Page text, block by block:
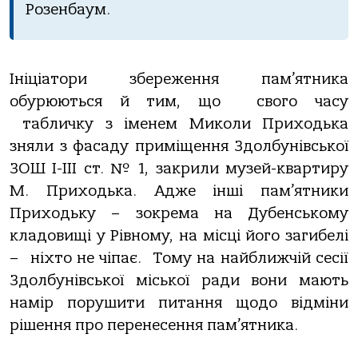
Розенбаум.
Ініціатори збереження пам’ятника
обурюються й тим, що свого часу
табличку з іменем Миколи Приходька
зняли з фасаду приміщення Здолбунівської
ЗОШ І-ІІІ ст. № 1, закрили музей-квартиру
М. Приходька. Адже інші пам’ятники
Приходьку – зокрема на Дубенському
кладовищі у Рівному, на місці його загибелі
– ніхто не чіпає. Тому на найближчій сесії
Здолбунівської міської ради вони мають
намір порушити питання щодо відміни
рішення про перенесення пам’ятника.